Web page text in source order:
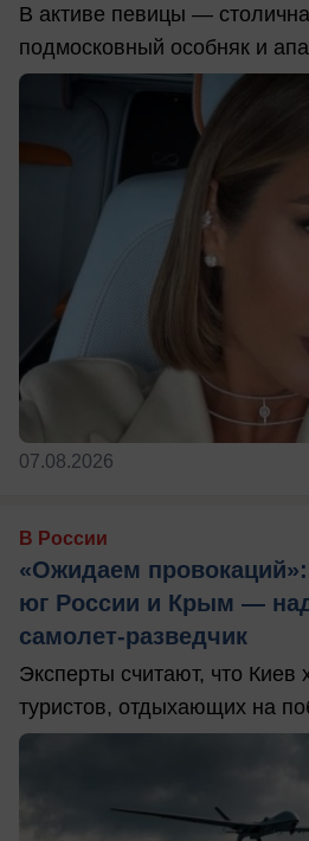
В активе певицы —
подмосковный особняк и
07.08.2026
В России
«Ожидаем провокаций»:
юг России и Крым —
самолет-разведчик
Эксперты считают, что Киев
туристов, отдыхающих на